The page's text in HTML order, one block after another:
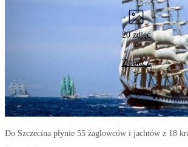
20 zdjęć
Zobacz
Do Szczecina płynie 55 żaglowców i jachtów z 18